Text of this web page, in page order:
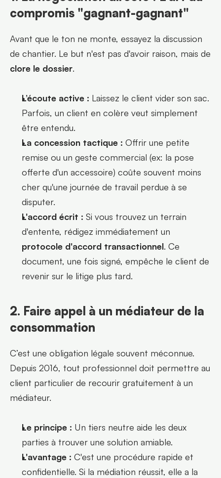
compromis "gagnant-gagnant"
Avant que le ton ne monte, essayez la discussion
clore le dossier.
L’écoute active : Laissez le client vider son sac.
Parfois, un client en colère veut simplement
être entendu.
La concession tactique : Offrir une petite
remise ou un geste commercial (ex: la pose
offerte d'un accessoire) coûte souvent moins
cher qu'une journée de travail perdue à se
disputer.
L'accord écrit : Si vous trouvez un terrain
protocole d'accord transactionnel. Ce
document, une fois signé, empêche le client de
revenir sur le litige plus tard.
2. Faire appel à un médiateur de la
consommation
C’est une obligation légale souvent méconnue.
Depuis 2016, tout professionnel doit permettre au
client particulier de recourir gratuitement à un
médiateur.
Le principe : Un tiers neutre aide les deux
parties à trouver une solution amiable.
L'avantage : C'est une procédure rapide et
confidentielle. Si la médiation réussit, elle a la